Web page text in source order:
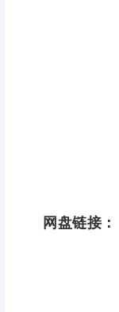
网盘链接：